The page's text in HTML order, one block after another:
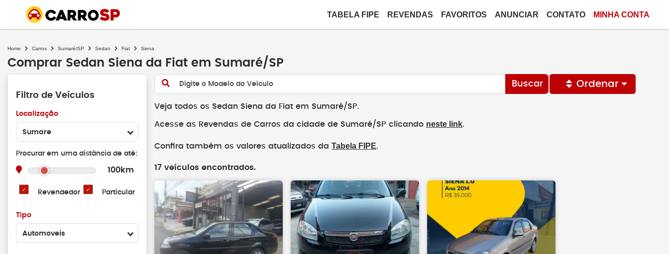
TABELA FIPE REVENDAS FAVORITOS ANUNCIAR CONTATO MINHA CONTA
Home Carros Sumaré/SP Sedan Fiat Siena
Comprar Sedan Siena da Fiat em Sumaré/SP
Filtro de Veículos
Localização
Sumare
Procurar em uma distância de até:
100km
Revendedor Particular
Tipo
Automoveis
Digite o Modelo do Veículo Buscar Ordenar
Veja todos os Sedan Siena da Fiat em Sumaré/SP.
Acesse as Revendas de Carros da cidade de Sumaré/SP clicando neste link.
Confira também os valores atualizados da Tabela FIPE.
17 veículos encontrados.